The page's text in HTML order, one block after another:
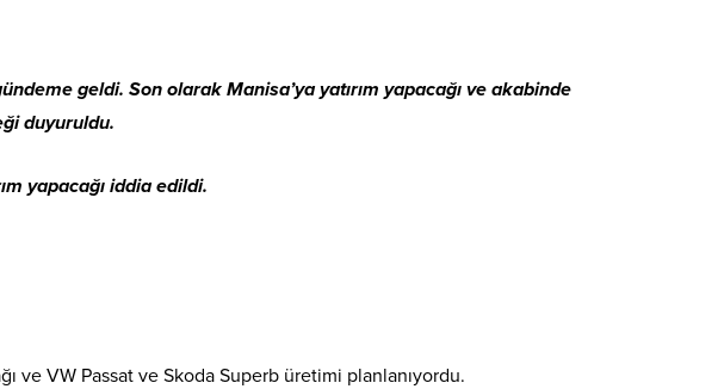
geldi. Son olarak Manisa’ya yatırım yapacağı ve akabinde
duyuruldu.
yapacağı iddia edildi.
ve VW Passat ve Skoda Superb üretimi planlanıyordu.